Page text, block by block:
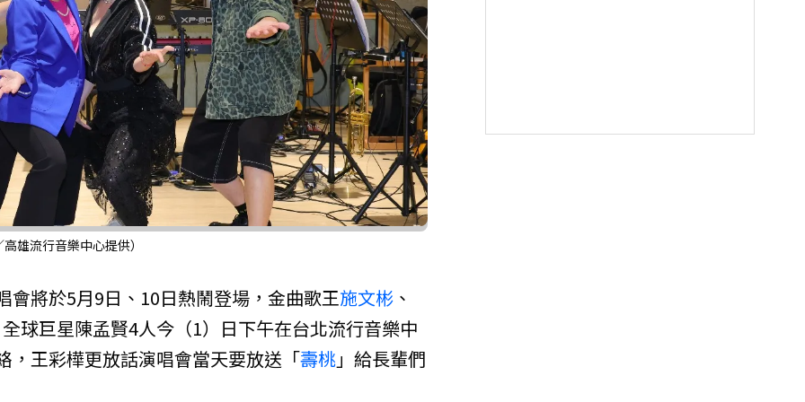
雄流行音樂中心提供）
會將於5月9日、10日熱鬧登場，金曲歌王施文彬 、
球巨星陳孟賢4人今（1）日下午在台北流行音樂中
，王彩樺更放話演唱會當天要放送「壽桃」給長輩們